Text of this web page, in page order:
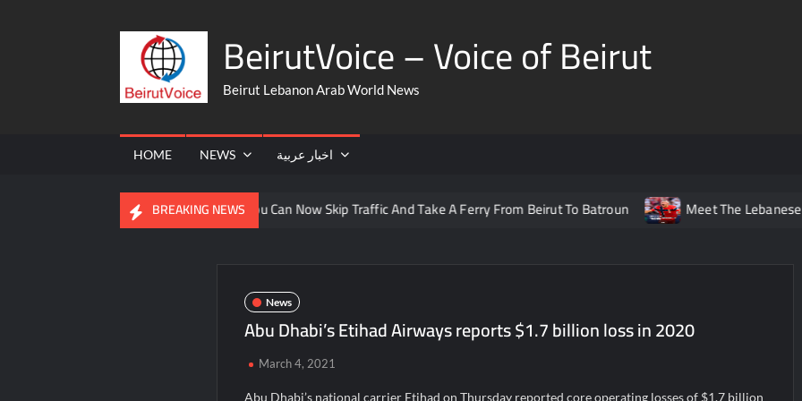
BeirutVoice – Voice of Beirut
Beirut Lebanon Arab World News
HOME NEWS اخبار عربية
BREAKING NEWS
You Can Now Skip Traffic And Take A Ferry From Beirut To Batroun Meet The Lebanese Helping
News
Abu Dhabi’s Etihad Airways reports $1.7 billion loss in 2020
March 4, 2021
Abu Dhabi’s national carrier Etihad on Thursday reported core operating losses of $1.7 billion